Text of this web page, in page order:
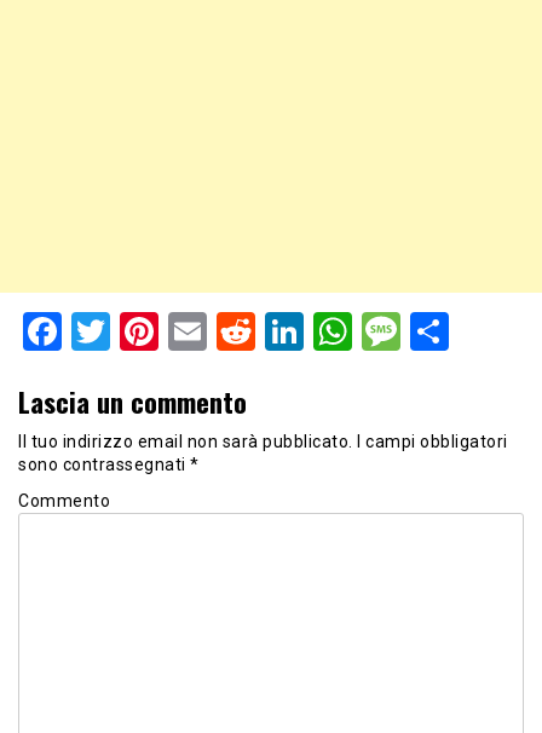
Facebook
Twitter
Pinterest
EmailRedditLinkedIn
WhatsApp
Lascia un commento
Il tuo indirizzo email non sarà pubblicato.
I campi obbligatori
sono contrassegnati *
Commento